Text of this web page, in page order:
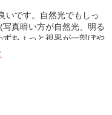
いです。自然光でもしっ
真暗い方が自然光、明る
ちょっと視界が一部ぼや
気になりません。普段使
ば幸いです